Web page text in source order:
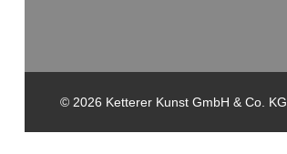
© 2026 Ketterer Kunst GmbH & Co. KG